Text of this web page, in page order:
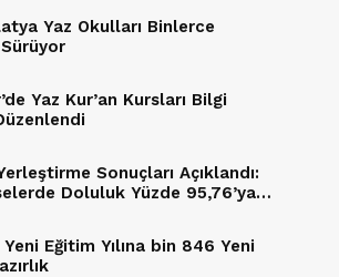
Yaz Okulları Binlerce
Yaz Kur’an Kursları Bilgi
Sonuçları Açıklandı:
Doluluk Yüzde 95,76’ya
Eğitim Yılına bin 846 Yeni